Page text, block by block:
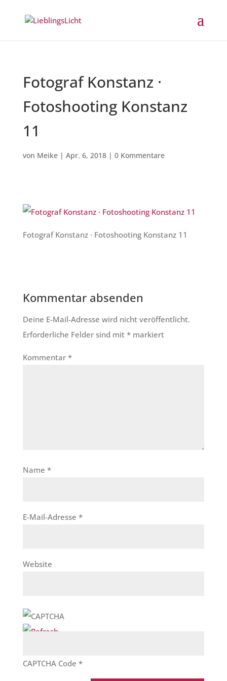
Fotograf Konstanz ·
Fotoshooting Konstanz
11
von Meike| Apr. 6, 2018| 0 Kommentare
Fotograf Konstanz · Fotoshooting Konstanz 11
Kommentar absenden
Deine E-Mail-Adresse wird nicht veröffentlicht.
Erforderliche Felder sind mit *markiert
Kommentar *
Name *
E-Mail-Adresse *
Website
CAPTCHA Code *